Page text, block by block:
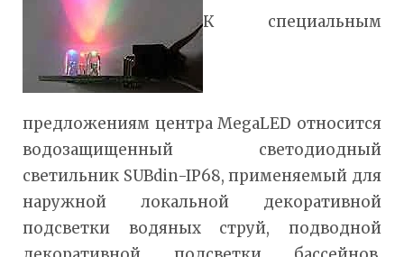
К специальным
предложениям центра МegaLED относится
водозащищенный светодиодный
светильник SUBdin-IP68, применяемый для
наружной локальной декоративной
подсветки водяных струй, подводной